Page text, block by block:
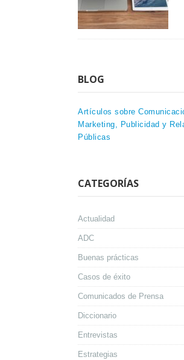
BLOG
Artículos sobre
Marketing, Publicidad y
Públicas
CATEGORÍAS
Actualidad
ADC
Buenas prácticas
Casos de éxito
Comunicados de Prensa
Diccionario
Entrevistas
Estrategias